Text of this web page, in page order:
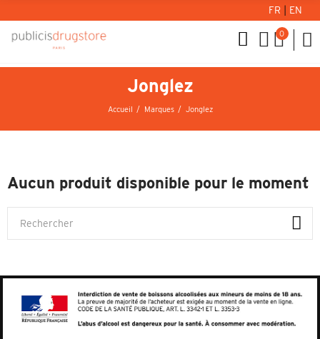
FR EN
0
Jonglez
Accueil Marques Jonglez
Aucun produit disponible pour le moment